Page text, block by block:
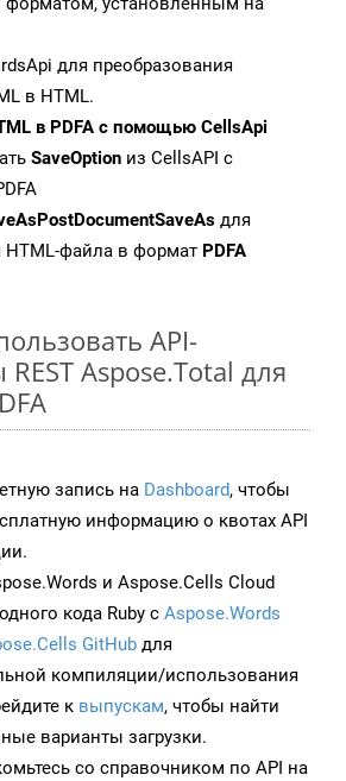
для преобразования
в HTML.
в PDFA с помощью CellsApi
SaveOption из CellsAPI с
для
HTML-файла в формат PDFA
API-
Aspose.Total для
запись на Dashboard, чтобы
информацию о квотах API
и Aspose.Cells Cloud
кода Ruby с Aspose.Words
GitHub для
компиляции/использования
к выпускам, чтобы найти
варианты загрузки.
со справочником по API на